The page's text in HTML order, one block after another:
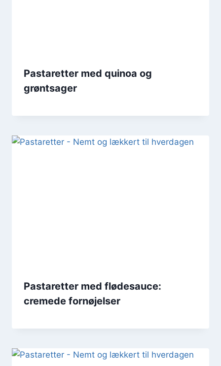
Pastaretter med quinoa og
grøntsager
Pastaretter med flødesauce:
cremede fornøjelser